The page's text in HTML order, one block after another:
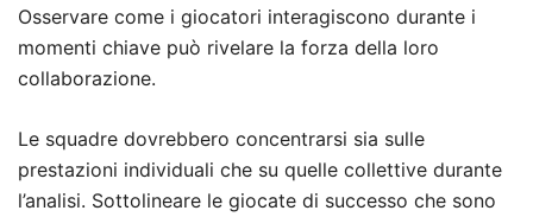
Osservare come i giocatori interagiscono durante i
momenti chiave può rivelare la forza della loro
collaborazione.
Le squadre dovrebbero concentrarsi sia sulle
prestazioni individuali che su quelle collettive durante
l’analisi. Sottolineare le giocate di successo che sono